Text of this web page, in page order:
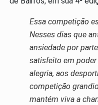
Essa competição
Nesses dias que
ansiedade por
satisfeito em
alegria, aos
competição
mantém viva a